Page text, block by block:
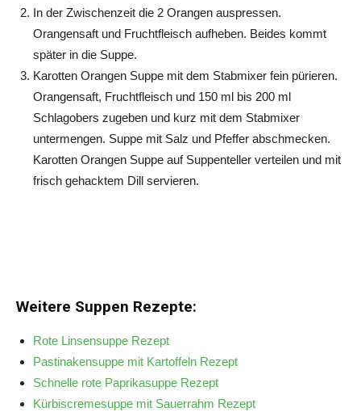
In der Zwischenzeit die 2 Orangen auspressen.
Orangensaft und Fruchtfleisch aufheben. Beides kommt
später in die Suppe.
Karotten Orangen Suppe mit dem Stabmixer fein pürieren.
Orangensaft, Fruchtfleisch und 150 ml bis 200 ml
Schlagobers zugeben und kurz mit dem Stabmixer
untermengen. Suppe mit Salz und Pfeffer abschmecken.
Karotten Orangen Suppe auf Suppenteller verteilen und mit
frisch gehacktem Dill servieren.
Weitere Suppen Rezepte:
Rote Linsensuppe Rezept
Pastinakensuppe mit Kartoffeln Rezept
Schnelle rote Paprikasuppe Rezept
Kürbiscremesuppe mit Sauerrahm Rezept